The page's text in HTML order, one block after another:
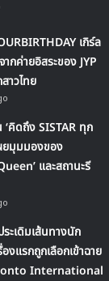
เกิร์ล
กค่ายอิสระของ JYP
าวไทย
‘คิดถึง SISTAR ทุก
ยมุมมองของ
และสถานะรี
ะเดิมเส้นทางนัก
งแรกถูกเลือกเข้าฉาย
International